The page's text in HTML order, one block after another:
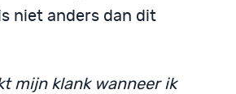
niet anders dan dit
mijn klank wanneer ik